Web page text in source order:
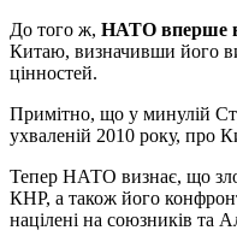
До того ж, НАТО вперше
Китаю, визначивши його
цінностей.
Примітно, що у минулій
ухваленій 2010 року, про
Тепер НАТО визнає, що
КНР, а також його
націлені на союзників та